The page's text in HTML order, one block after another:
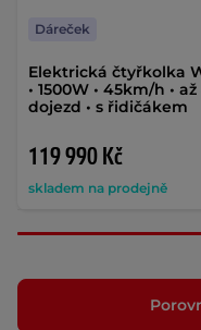
Elektrická čtyřkolka
• 1500W • 45km/h •
dojezd • s řidičákem
119 990 Kč
skladem na prodejně
Dáreček